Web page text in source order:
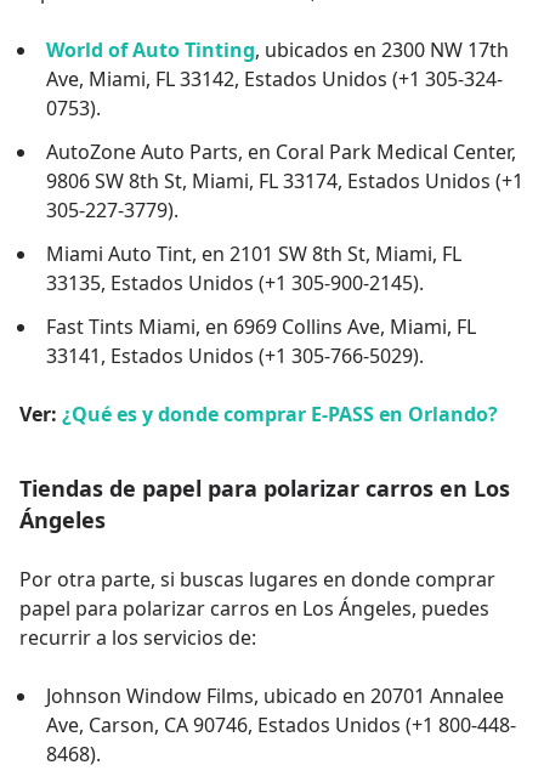
World of Auto Tinting, ubicados en 2300 NW 17th
Ave, Miami, FL 33142, Estados Unidos (+1 305-324-
0753).
AutoZone Auto Parts, en Coral Park Medical Center,
9806 SW 8th St, Miami, FL 33174, Estados Unidos (+1
305-227-3779).
Miami Auto Tint, en 2101 SW 8th St, Miami, FL
33135, Estados Unidos (+1 305-900-2145).
Fast Tints Miami, en 6969 Collins Ave, Miami, FL
33141, Estados Unidos (+1 305-766-5029).
Ver: ¿Qué es y donde comprar E-PASS en Orlando?
Tiendas de papel para polarizar carros en Los
Ángeles
Por otra parte, si buscas lugares en donde comprar
papel para polarizar carros en Los Ángeles, puedes
recurrir a los servicios de:
Johnson Window Films, ubicado en 20701 Annalee
Ave, Carson, CA 90746, Estados Unidos (+1 800-448-
8468).